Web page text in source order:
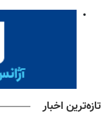
تازه‌ترین اخبار